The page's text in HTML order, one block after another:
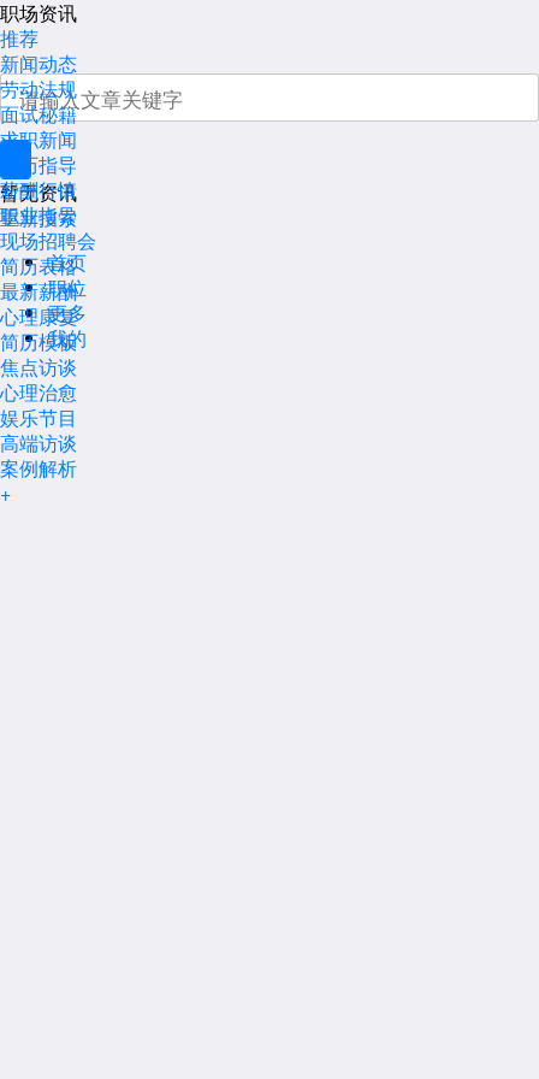
职场资讯
推荐
新闻动态
劳动法规
面试秘籍
求职新闻
简历指导
薪酬行情
职业指导
现场招聘会
简历表格
最新薪酬
心理康复
简历模板
焦点访谈
心理治愈
娱乐节目
高端访谈
案例解析
+
暂无资讯
重新搜索
首页
职位
更多
我的